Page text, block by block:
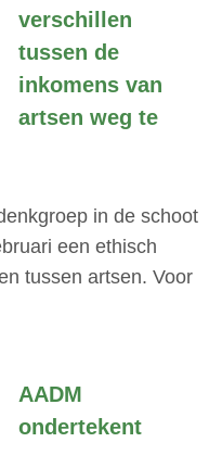
verschillen
tussen de
inkomens van
artsen weg te
in de schoot
een ethisch
tussen artsen. Voor
AADM
ondertekent